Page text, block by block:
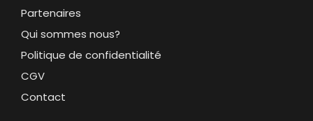
Partenaires
Qui sommes nous?
Politique de confidentialité
CGV
Contact